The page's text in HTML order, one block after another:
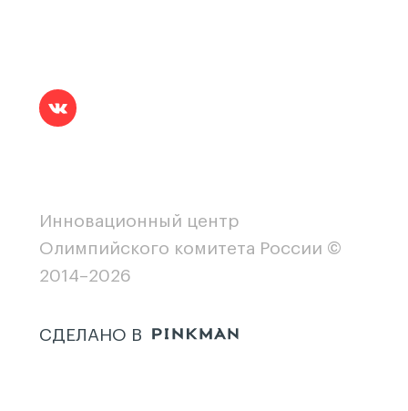
Инновационный центр
Олимпийского комитета России ©
2014–2026
СДЕЛАНО В